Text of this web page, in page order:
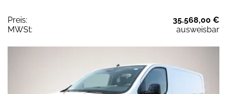
Preis:
35.568,00 €
MWSt:
ausweisbar